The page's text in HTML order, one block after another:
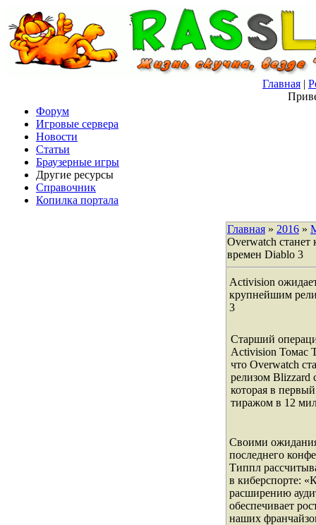
Главная |
Форум
Игровые сервера
Новости
Статьи
Браузерные игры
Другие ресурсы
Справочник
Копилка портала
Главная » 2016 »
Overwatch
времен Diablo 3
Activision
крупнейшим
3
Старший
Activision Томас
что Overwatch
релизом Blizzard
которая в
тиражом в 12
Своими
последнего
Типпл
в киберспорте:
расширению
обеспечивает
наших